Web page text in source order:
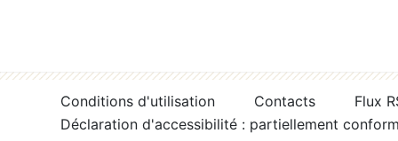
Conditions d'utilisation Contacts
Flux
Déclaration d'accessibilité : partiellement